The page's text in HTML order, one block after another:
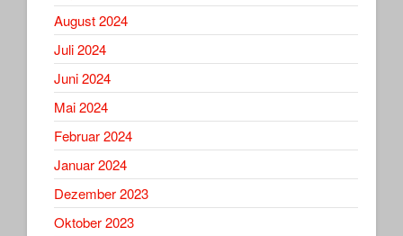
August 2024
Juli 2024
Juni 2024
Mai 2024
Februar 2024
Januar 2024
Dezember 2023
Oktober 2023